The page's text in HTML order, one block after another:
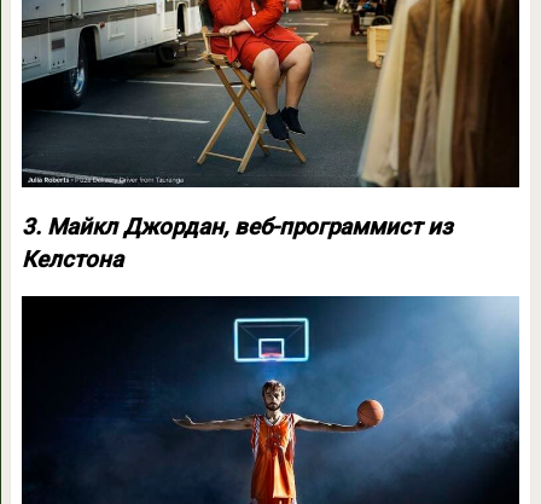
3. Майкл Джордан, веб-программист из
Келстона